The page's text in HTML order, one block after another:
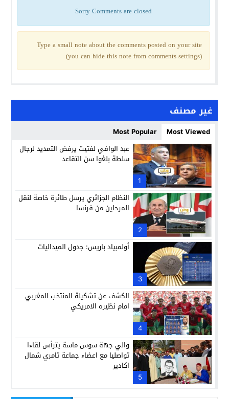
Sorry Comments are closed
Type a small note about the comments posted on your site
(you can hide this note from comments settings)
غير مصنف
Most Viewed
Most Popular
1
عبد الوافي لفتيت يرفض التمديد لرجال
سلطة بلغوا سن التقاعد
2
النظام الجزائري يرسل طائرة خاصة لنقل
المرحلين من فرنسا
3
أولمبياد باريس: جدول الميداليات
4
الكشف عن تشكيلة المنتخب المغربي
امام نظيره الامريكي
5
والي جهة سوس ماسة يترأس لقاءا
تواصليا مع اعضاء جماعة تامري شمال
اكادير